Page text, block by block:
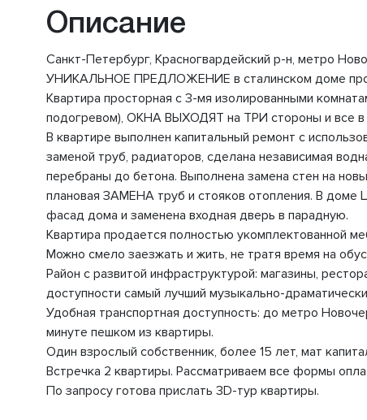
Описание
Санкт-Петербург, Красногвардейский р-н, метро
УНИКАЛЬНОЕ ПРЕДЛОЖЕНИЕ в сталинском доме
Квартира просторная с 3-мя изолированными
подогревом), ОКНА ВЫХОДЯТ на ТРИ стороны и все
В квартире выполнен капитальный ремонт с
заменой труб, радиаторов, сделана независимая
перебраны до бетона. Выполнена замена стен на
плановая ЗАМЕНА труб и стояков отопления. В
фасад дома и заменена входная дверь в парадную.
Квартира продается полностью укомплектованной
Можно смело заезжать и жить, не тратя время на
Район с развитой инфраструктурой: магазины,
доступности самый лучший музыкально-
Удобная транспортная доступность: до метро
минуте пешком из квартиры.
Один взрослый собственник, более 15 лет, мат
Встречка 2 квартиры. Рассматриваем все формы
По запросу готова прислать 3D-тур квартиры.